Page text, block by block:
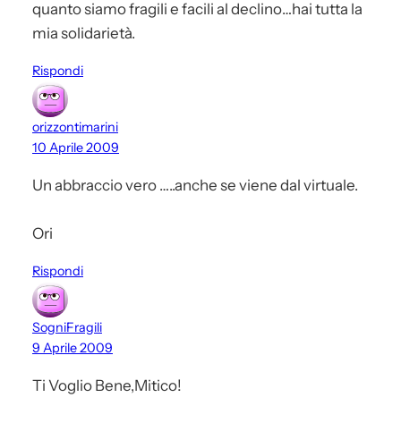
quanto siamo fragili e facili al declino…hai tutta la
mia solidarietà.
Rispondi
orizzontimarini
10 Aprile 2009
Un abbraccio vero …..anche se viene dal virtuale.
Ori
Rispondi
SogniFragili
9 Aprile 2009
Ti Voglio Bene,Mitico!